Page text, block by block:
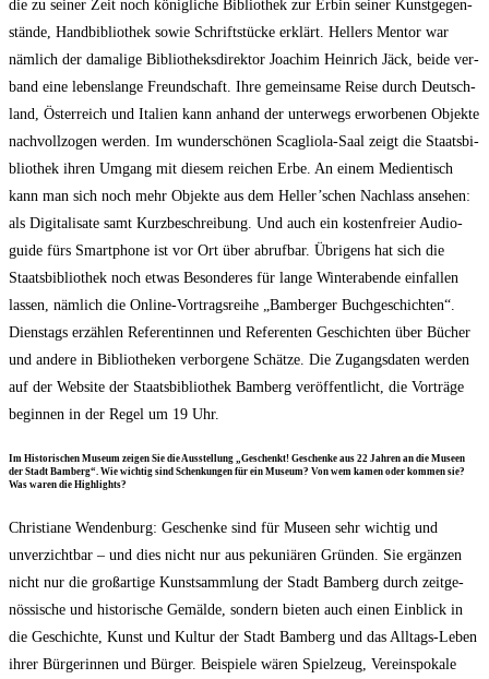
die zu sei­ner Zeit noch könig­li­che Biblio­thek zur Erbin sei­ner Kunst­ge­gen­
stän­de, Hand­bi­blio­thek sowie Schrift­stü­cke erklärt. Hel­lers Men­tor war
näm­lich der dama­li­ge Biblio­theks­di­rek­tor Joa­chim Hein­rich Jäck, bei­de ver­
band eine lebens­lan­ge Freund­schaft. Ihre gemein­sa­me Rei­se durch Deutsch­
land, Öster­reich und Ita­li­en kann anhand der unter­wegs erwor­be­nen Objek­te
nach­voll­zo­gen wer­den. Im wun­der­schö­nen Sca­glio­la-Saal zeigt die Staats­bi­
blio­thek ihren Umgang mit die­sem rei­chen Erbe. An einem Medi­en­tisch
kann man sich noch mehr Objek­te aus dem Heller’schen Nach­lass anse­hen:
als Digi­ta­li­sa­te samt Kurz­be­schrei­bung. Und auch ein kos­ten­frei­er Audio­
gui­de fürs Smart­phone ist vor Ort über abruf­bar. Übri­gens hat sich die
Staats­bi­blio­thek noch etwas Beson­de­res für lan­ge Win­ter­aben­de ein­fal­len
las­sen, näm­lich die Online-Vor­trags­rei­he „Bam­ber­ger Buch­ge­schich­ten“.
Diens­tags erzäh­len Refe­ren­tin­nen und Refe­ren­ten Geschich­ten über Bücher
und ande­re in Biblio­the­ken ver­bor­ge­ne Schät­ze. Die Zugangs­da­ten wer­den
auf der Web­site der Staats­bi­blio­thek Bam­berg ver­öf­fent­licht, die Vor­trä­ge
begin­nen in der Regel um 19 Uhr.
Im His­to­ri­schen Muse­um zei­gen Sie die Aus­stel­lung „Geschenkt! Geschen­ke aus 22 Jah­ren an die Muse­en
der Stadt Bam­berg“. Wie wich­tig sind Schen­kun­gen für ein Muse­um? Von wem kamen oder kom­men sie?
Was waren die Highlights?
Chris­tia­ne Wen­den­burg: Geschen­ke sind für Muse­en sehr wich­tig und
unver­zicht­bar – und dies nicht nur aus peku­niä­ren Grün­den. Sie ergän­zen
nicht nur die groß­ar­ti­ge Kunst­samm­lung der Stadt Bam­berg durch zeit­ge­
nös­si­sche und his­to­ri­sche Gemäl­de, son­dern bie­ten auch einen Ein­blick in
die Geschich­te, Kunst und Kul­tur der Stadt Bam­berg und das All­tags-Leben
ihrer Bür­ge­rin­nen und Bür­ger. Bei­spie­le wären Spiel­zeug, Ver­eins­po­ka­le